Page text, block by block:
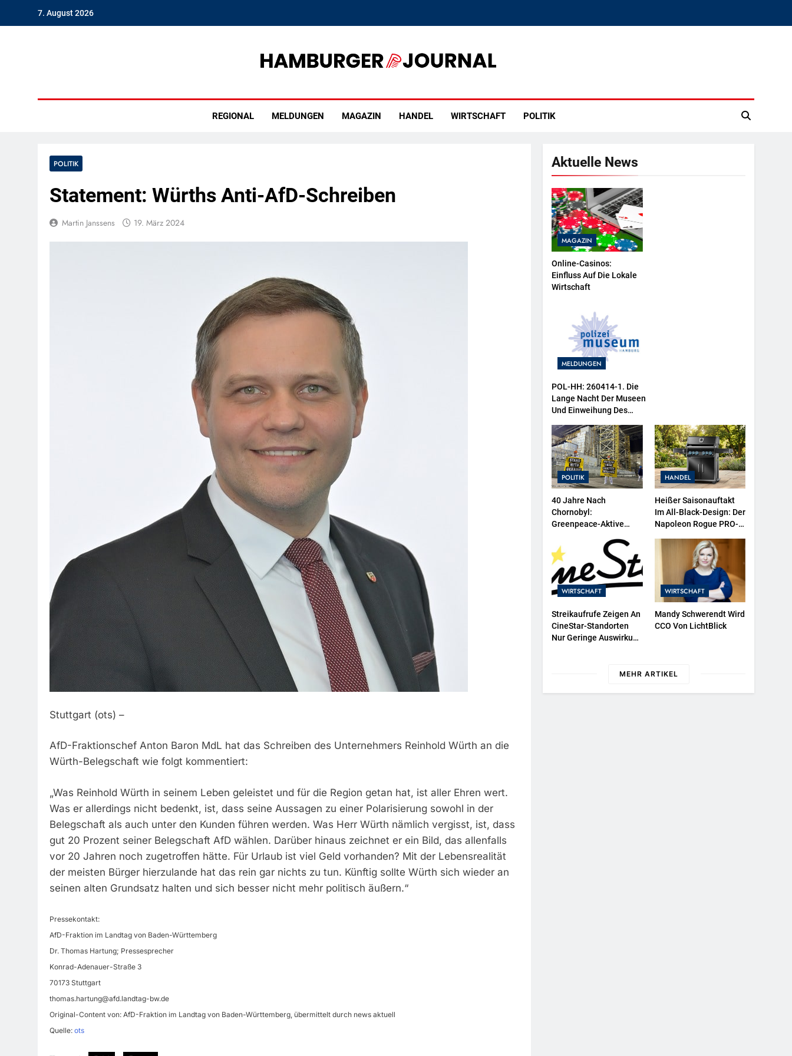
7. August 2026
REGIONAL MELDUNGEN MAGAZIN HANDEL WIRTSCHAFT POLITIK
POLITIK
Statement: Würths Anti-AfD-Schreiben
Martin Janssens 19. März 2024
Stuttgart (ots) –
AfD-Fraktionschef Anton Baron MdL hat das Schreiben des Unternehmers Reinhold Würth an die
Würth-Belegschaft wie folgt kommentiert:
„Was Reinhold Würth in seinem Leben geleistet und für die Region getan hat, ist aller Ehren wert.
Was er allerdings nicht bedenkt, ist, dass seine Aussagen zu einer Polarisierung sowohl in der
Belegschaft als auch unter den Kunden führen werden. Was Herr Würth nämlich vergisst, ist, dass
gut 20 Prozent seiner Belegschaft AfD wählen. Darüber hinaus zeichnet er ein Bild, das allenfalls
vor 20 Jahren noch zugetroffen hätte. Für Urlaub ist viel Geld vorhanden? Mit der Lebensrealität
der meisten Bürger hierzulande hat das rein gar nichts zu tun. Künftig sollte Würth sich wieder an
seinen alten Grundsatz halten und sich besser nicht mehr politisch äußern.“
Pressekontakt:
AfD-Fraktion im Landtag von Baden-Württemberg
Dr. Thomas Hartung; Pressesprecher
Konrad-Adenauer-Straße 3
70173 Stuttgart
thomas.hartung@afd.landtag-bw.de
Original-Content von: AfD-Fraktion im Landtag von Baden-Württemberg, übermittelt durch news aktuell
Quelle: ots
Aktuelle News
MAGAZIN
Online-Casinos:
Einfluss Auf Die Lokale
Wirtschaft
MELDUNGEN
POL-HH: 260414-1. Die
Lange Nacht Der Museen
Und Einweihung Des
Sowie Neuer
Ausstellungsbereiche Im
Polizeimuseum Hamburg
POLITIK
40 Jahre Nach
Chornobyl:
Greenpeace-Aktive
Unterstützung Bei
Wiederaufbau Der
Zerstörten Schutzhülle /
Greenpeace-Report
Dokumentiert Folgen
Drohnenangriffs
HANDEL
Heißer Saisonauftakt
Im All-Black-Design: Der
Napoleon Rogue PRO-S
Grillfürst-Edition
WIRTSCHAFT
Streikaufrufe Zeigen An
CineStar-Standorten
Nur Geringe Auswirkung
WIRTSCHAFT
Mandy Schwerendt Wird
CCO Von LichtBlick
MEHR ARTIKEL